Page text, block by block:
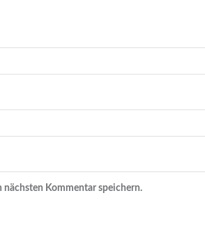
nächsten Kommentar speichern.